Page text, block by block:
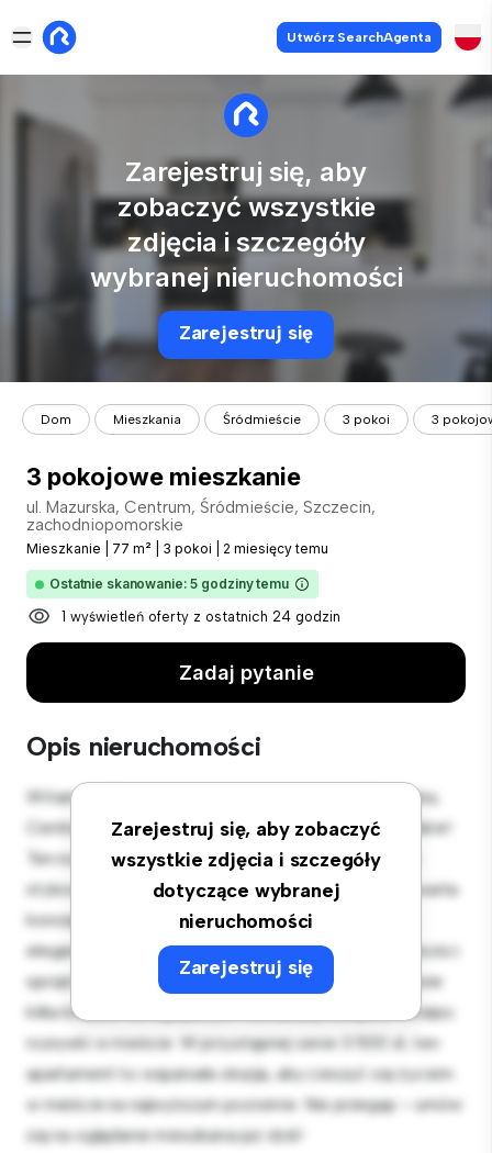
Utwórz SearchAgenta
Zarejestruj się, aby
zobaczyć wszystkie
zdjęcia i szczegóły
wybranej nieruchomości
Zarejestruj się
Dom Mieszkania Śródmieście 3 pokoi 3
3 pokojowe mieszkanie
ul. Mazurska, Centrum, Śródmieście, Szczecin,
zachodniopomorskie
Mieszkanie 77 m² 3 pokoi 2 miesięcy temu
Ostatnie skanowanie: 5 godziny temu
1 wyświetleń oferty z ostatnich 24 godzin
Zadaj pytanie
Opis nieruchomości
Zarejestruj się, aby zobaczyć
wszystkie zdjęcia i szczegóły
dotyczące wybranej
nieruchomości
Zarejestruj się
Witamy w Twojej nowej miejskiej oazie w ul. Mazurska,
Centrum, Śródmieście, Szczecin, zachodniopomorskie!
Ten nowoczesny apartament z 3 sypialniami oferuje
stylową i przytulną przestrzeń do zamieszkania. Otwarta
koncepcja układu idealnie nadaje się do rozrywki, a
elegancka kuchnia jest wyposażona w najwyższej jakości
sprzęt. Dzięki doskonałej lokalizacji będziesz zaledwie
kilka kroków od najlepszych restauracji, sklepów i miejsc
rozrywki w mieście. W przystępnej cenie 3 500 zł, ten
apartament to wspaniała okazja, aby cieszyć się życiem
w mieście na najwyższym poziomie. Nie przegap – umów
się na oglądanie mieszkania już dziś!